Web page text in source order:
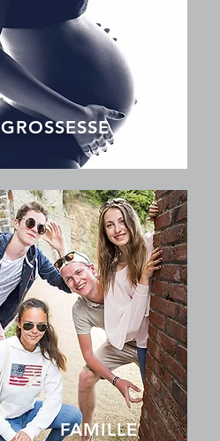
GROSSESSE
FAMILLE